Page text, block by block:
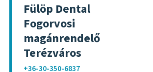
Fülöp Dental
Fogorvosi
magánrendelő
Terézváros
+36-30-350-6837